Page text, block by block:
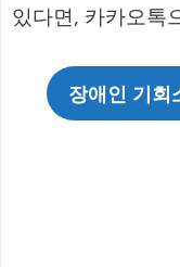
있다면, 카카오톡
장애인 기회